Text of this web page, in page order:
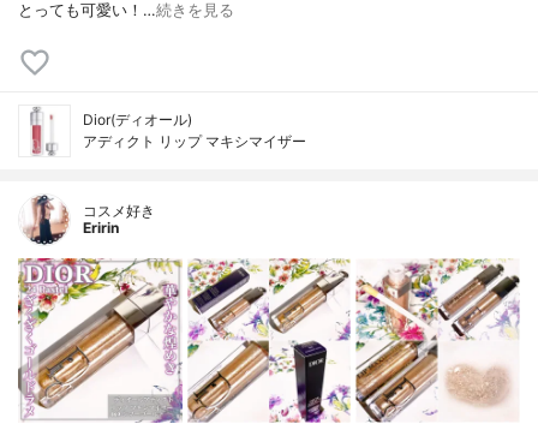
とっても可愛い！…続きを見る
Dior(ディオール)
アディクト リップ マキシマイザー
コスメ好き
Eririn